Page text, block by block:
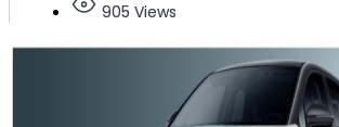
905 Views